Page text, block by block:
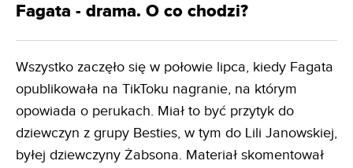
Fagata - drama. O co chodzi?
Wszystko zaczęło się w połowie lipca, kiedy Fagata
opublikowała na TikToku nagranie, na którym
opowiada o perukach. Miał to być przytyk do
dziewczyn z grupy Besties, w tym do Lili Janowskiej,
byłej dziewczyny Żabsona. Materiał skomentował